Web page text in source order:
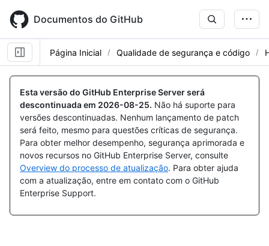
main
content
Documentos do GitHub
Página Inicial Qualidade de segurança e código
Esta versão do GitHub Enterprise Server será
descontinuada em 2026-08-25. Não há suporte para
versões descontinuadas. Nenhum lançamento de patch
será feito, mesmo para questões críticas de segurança.
Para obter melhor desempenho, segurança aprimorada e
novos recursos no GitHub Enterprise Server, consulte
Overview do processo de atualização. Para obter ajuda
com a atualização, entre em contato com o GitHub
Enterprise Support.